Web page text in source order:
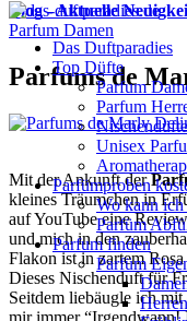
Das Duftparadies
Top Düfte
Parfum
Parfum
Nischendüfte
Unisex
Parfümproben
Wo kann
Parfüm
Parfum finden
Parfüm
Blog - Aktuelle
Parfum Damen
Parfums de
Mit der Ankunft der
kleines Träumchen in
auf YouTube eine
und mich in den
Flakon ist in zartem
Dieses Nischenduft für
Seitdem liebäugle ich
mir immer “Irgendwann!